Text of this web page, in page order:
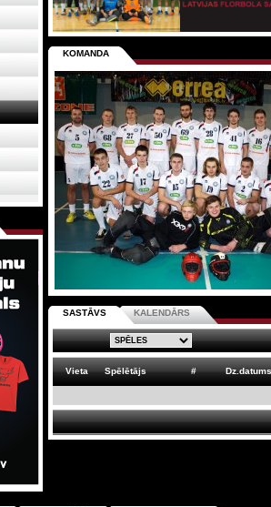
KOMANDA
SASTĀVS KALENDĀRS
Vieta Spēlētājs # Dz.datums